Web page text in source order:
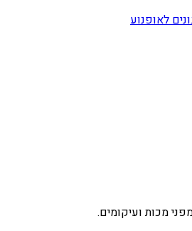
6
לאופנוע
מכות ועיקומים.